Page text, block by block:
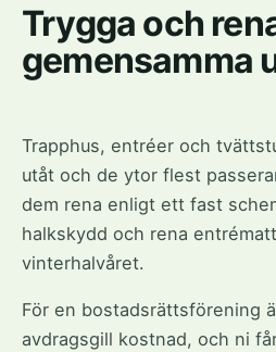
Trygga och
gemensamma
Trapphus, entréer och
utåt och de ytor flest
dem rena enligt ett fast
halkskydd och rena
vinterhalvåret.
För en bostadsrättsförening
avdragsgill kostnad, och ni